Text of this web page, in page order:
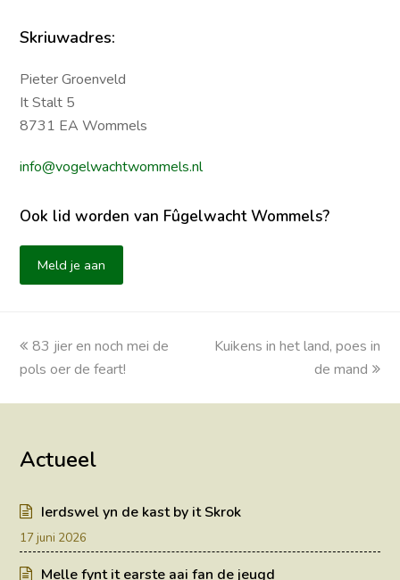
Skriuwadres:
Pieter Groenveld
It Stalt 5
8731 EA Wommels
info@vogelwachtwommels.nl
Ook lid worden van Fûgelwacht Wommels?
Meld je aan
previous
post:
83 jier en noch mei de
pols oer de feart!
next
Kuikens in het land, poes in
de mand
Actueel
Ierdswel yn de kast by it Skrok
17 juni 2026
Melle fynt it earste aai fan de jeugd